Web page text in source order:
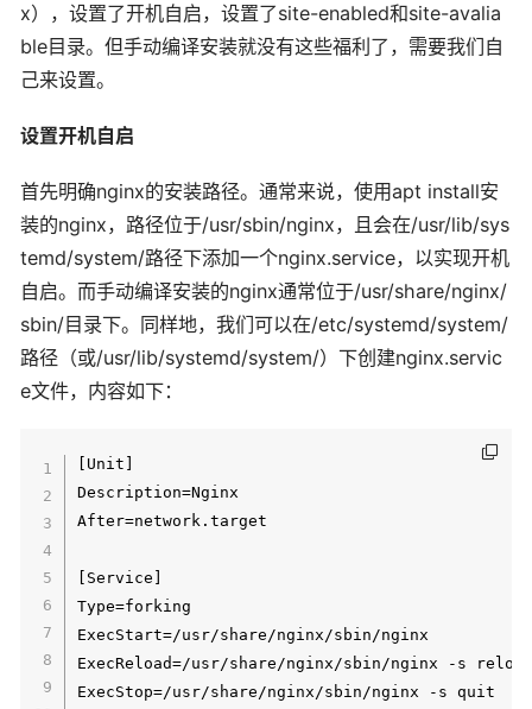
x），设置了开机自启，设置了site-enabled和site-avalia
ble目录。但手动编译安装就没有这些福利了，需要我们自
己来设置。
设置开机自启
首先明确nginx的安装路径。通常来说，使用apt install安
装的nginx，路径位于/usr/sbin/nginx，且会在/usr/lib/sys
temd/system/路径下添加一个nginx.service，以实现开机
自启。而手动编译安装的nginx通常位于/usr/share/nginx/
sbin/目录下。同样地，我们可以在/etc/systemd/system/
路径（或/usr/lib/systemd/system/）下创建nginx.servic
e文件，内容如下：
[Unit]
Description=Nginx
After=network.target
[Service]
Type=forking
ExecStart=/usr/share/nginx/sbin/nginx
ExecReload=/usr/share/nginx/sbin/nginx -s
ExecStop=/usr/share/nginx/sbin/nginx -s quit